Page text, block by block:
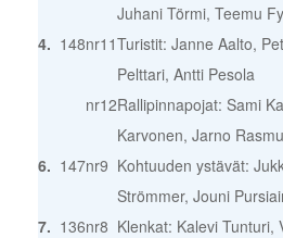
Juhani Törmi, Teemu
4. 148nr11Turistit: Janne Aalto,
Pelttari, Antti Pesola
nr12Rallipinnapojat: Sami
Karvonen, Jarno
6. 147nr9 Kohtuuden ystävät:
Strömmer, Jouni
7. 136nr8 Klenkat: Kalevi Tunturi,